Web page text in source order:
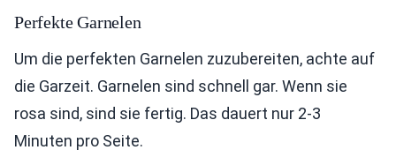
Perfekte Garnelen
Um die perfekten Garnelen zuzubereiten, achte auf
die Garzeit. Garnelen sind schnell gar. Wenn sie
rosa sind, sind sie fertig. Das dauert nur 2-3
Minuten pro Seite.